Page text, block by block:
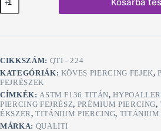
Cut
Golden
Fejrész
mennyiség
Kosárba
CIKKSZÁM: QTI - 224
KATEGÓRIÁK: KÖVES PIERCING FEJEK,
FEJRÉSZEK
CÍMKÉK: ASTM F136 TITÁN,
PIERCING FEJRÉSZ, PRÉMIUM PIERCING,
ÉKSZER,TITÁNIUM PIERCING, TITÁNIUM
MÁRKA: QUALITI